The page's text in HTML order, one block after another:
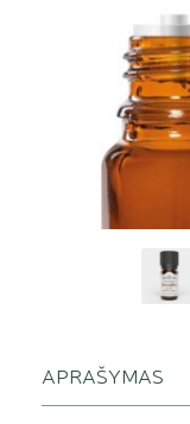
APRAŠYMAS